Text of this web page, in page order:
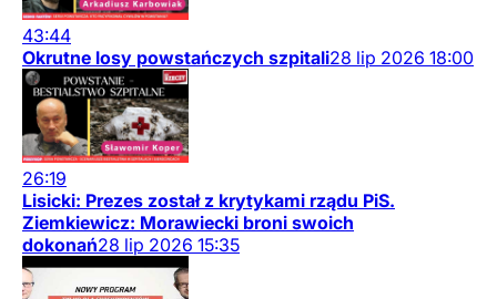
43:44
Okrutne losy powstańczych szpitali28 lip 2026 18:00
26:19
Lisicki: Prezes został z krytykami rządu PiS.
Ziemkiewicz: Morawiecki broni swoich
dokonań28 lip 2026 15:35